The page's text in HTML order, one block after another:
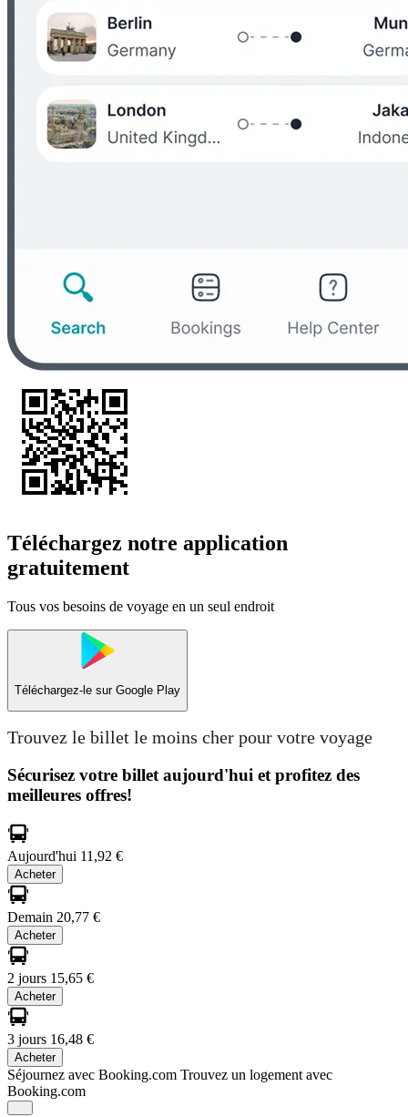
Téléchargez notre application
gratuitement
Tous vos besoins de voyage en un seul endroit
Téléchargez-le sur Google Play
Trouvez le billet le moins cher pour votre voyage
Sécurisez votre billet aujourd'hui et profitez des
meilleures offres!
Aujourd'hui 11,92 €
Acheter
Demain 20,77 €
Acheter
2 jours 15,65 €
Acheter
3 jours 16,48 €
Acheter
Séjournez avec Booking.com Trouvez un logement avec
Booking.com